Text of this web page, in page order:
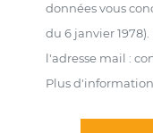
données vous
du 6 janvier
l'adresse mail :
Plus